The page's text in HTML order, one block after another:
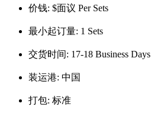
价钱: $面议 Per Sets
最小起订量: 1 Sets
交货时间: 17-18 Business Days
装运港: 中国
打包: 标准